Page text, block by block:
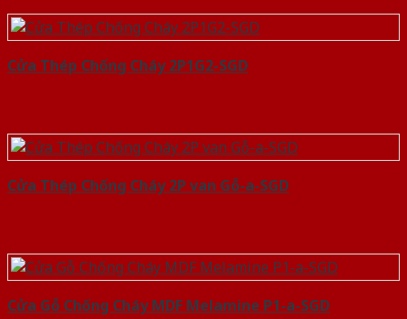
Cửa Thép Chống Cháy 2P1G2-SGD
Cửa Thép Chống Cháy 2P van Gỗ-a-SGD
Cửa Gỗ Chống Cháy MDF Melamine P1-a-SGD